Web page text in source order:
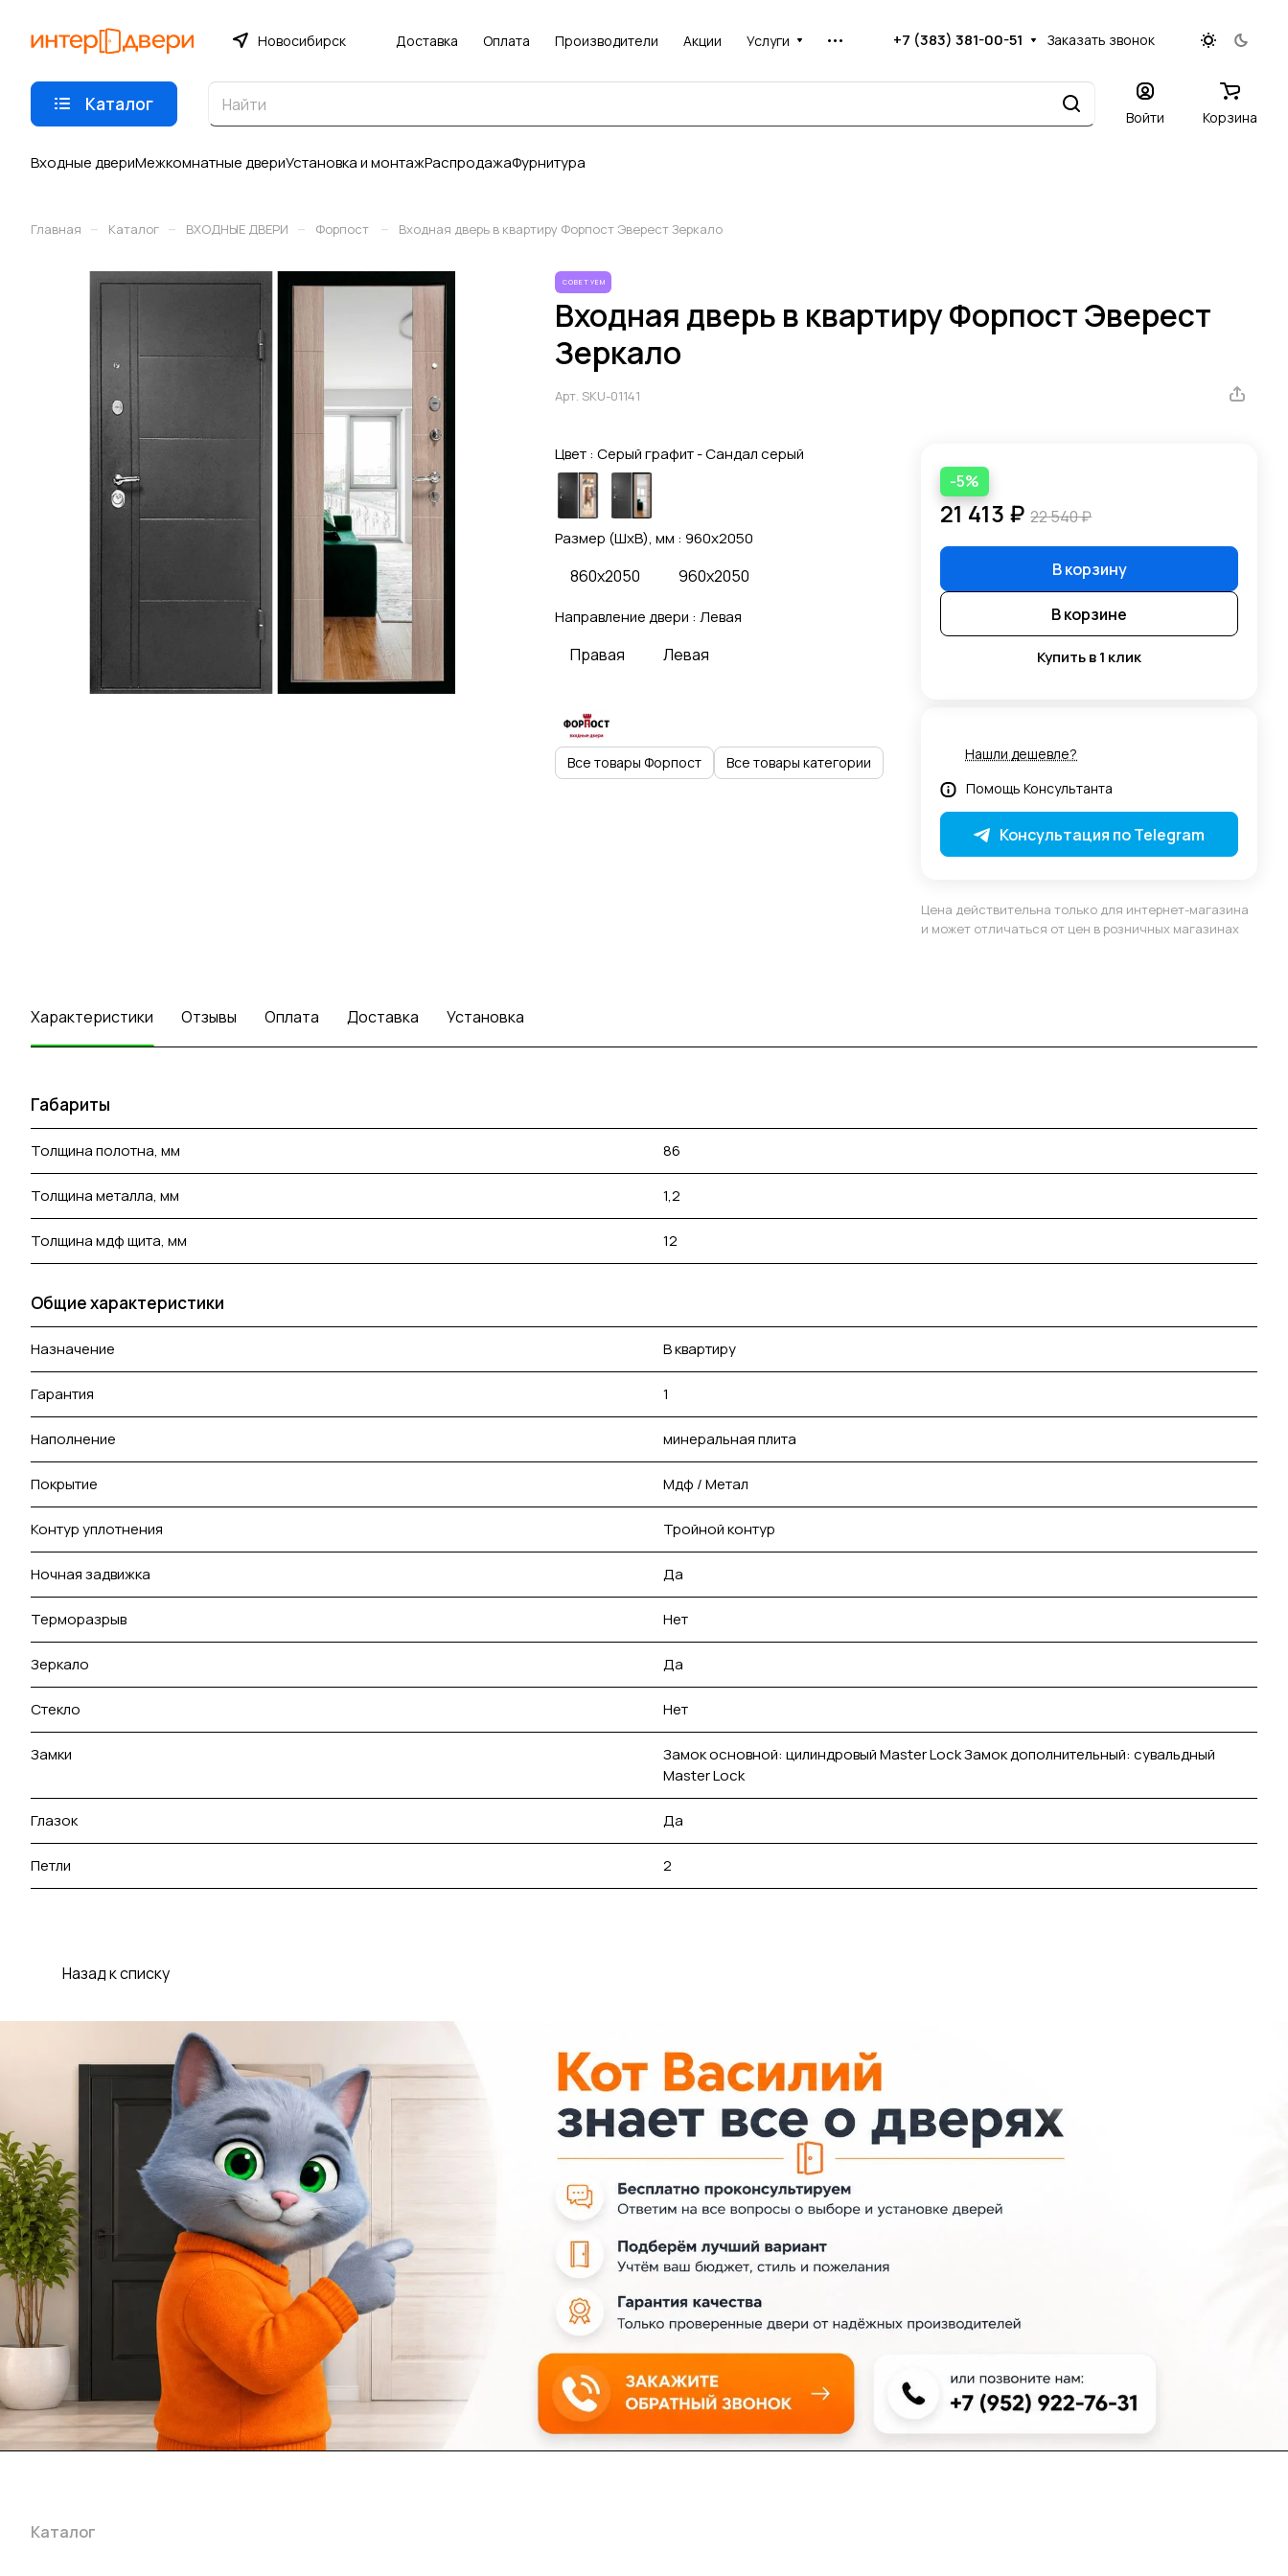
Новосибирск Доставка Оплата Производители Акции Услуги +7 (383) 381-00-51 Заказать звонок
Каталог
Войти Корзина
Входные двериМежкомнатные двериУстановка и монтажРаспродажаФурнитура
Главная – Каталог – ВХОДНЫЕ ДВЕРИ – Форпост – Входная дверь в квартиру Форпост Эверест Зеркало
СОВЕТУЕМ
Входная дверь в квартиру Форпост Эверест
Зеркало
Арт. SKU-01141
Цвет : Серый графит - Сандал серый
Размер (ШхВ), мм : 960x2050
860x2050 960x2050
Направление двери : Левая
Правая Левая
Все товары Форпост Все товары категории
-5%
21 413 ₽ 22 540 ₽
В корзину
В корзине
Купить в 1 клик
Нашли дешевле?
Помощь Консультанта
Консультация по Telegram
Цена действительна только для интернет-магазина
и может отличаться от цен в розничных магазинах
Характеристики Отзывы Оплата Доставка Установка
Габариты
Толщина полотна, мм 86
Толщина металла, мм 1,2
Толщина мдф щита, мм 12
Общие характеристики
Назначение В квартиру
Гарантия 1
Наполнение минеральная плита
Покрытие Мдф / Метал
Контур уплотнения Тройной контур
Ночная задвижка Да
Терморазрыв Нет
Зеркало Да
Стекло Нет
Замки
Замок основной: цилиндровый Master Lock Замок дополнительный: сувальдный
Master Lock
Глазок Да
Петли 2
Назад к списку
Каталог